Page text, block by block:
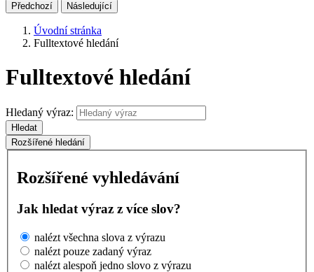
Předchozí Následující
Úvodní stránka
Fulltextové hledání
Fulltextové hledání
Hledaný výraz:
Hledat
Rozšířené hledání
Rozšířené vyhledávání
Jak hledat výraz z více slov?
nalézt všechna slova z výrazu
nalézt pouze zadaný výraz
nalézt alespoň jedno slovo z výrazu